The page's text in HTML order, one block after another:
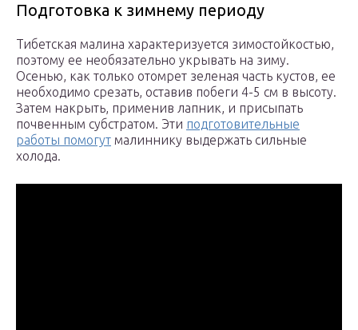
Подготовка к зимнему периоду
Тибетская малина характеризуется зимостойкостью,
поэтому ее необязательно укрывать на зиму.
Осенью, как только отомрет зеленая часть кустов, ее
необходимо срезать, оставив побеги 4-5 см в высоту.
Затем накрыть, применив лапник, и присыпать
почвенным субстратом. Эти подготовительные
работы помогут малиннику выдержать сильные
холода.